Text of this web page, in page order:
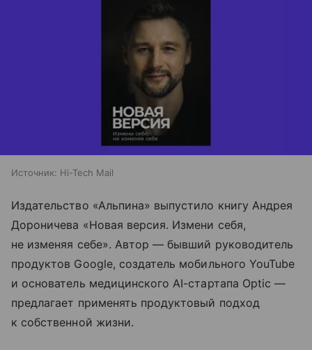
Источник: Hi-Tech Mail
Издательство «Альпина» выпустило книгу Андрея
Дороничева «Новая версия. Измени себя,
не изменяя себе». Автор — бывший руководитель
продуктов Google, создатель мобильного YouTube
и основатель медицинского AI-стартапа Optic —
предлагает применять продуктовый подход
к собственной жизни.